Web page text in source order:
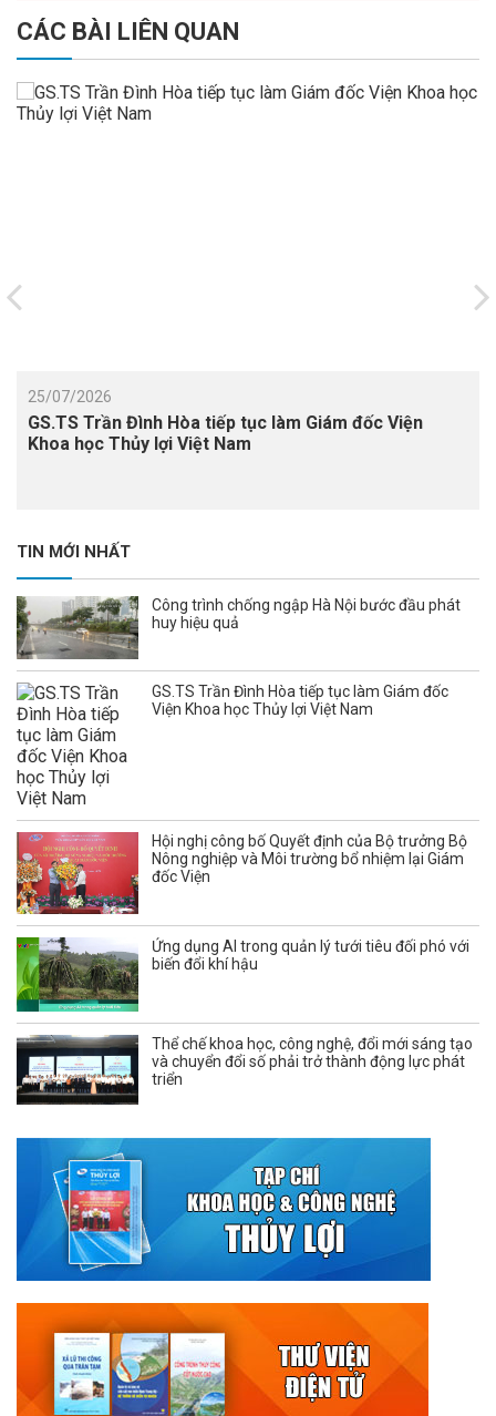
CÁC BÀI LIÊN QUAN
25/07/2026
GS.TS Trần Đình Hòa tiếp tục làm Giám đốc Viện
Khoa học Thủy lợi Việt Nam
TIN MỚI NHẤT
Công trình chống ngập Hà Nội bước đầu phát
huy hiệu quả
GS.TS Trần Đình Hòa tiếp tục làm Giám đốc
Viện Khoa học Thủy lợi Việt Nam
Hội nghị công bố Quyết định của Bộ trưởng Bộ
Nông nghiệp và Môi trường bổ nhiệm lại Giám
đốc Viện
Ứng dụng AI trong quản lý tưới tiêu đối phó với
biến đổi khí hậu
Thể chế khoa học, công nghệ, đổi mới sáng tạo
và chuyển đổi số phải trở thành động lực phát
triển